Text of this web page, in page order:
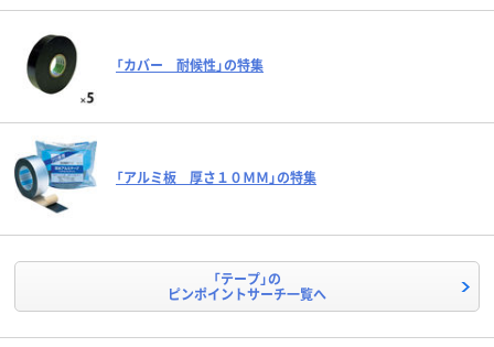
「カバー 耐候性」の特集
「アルミ板 厚さ１０ＭＭ」の特集
「テープ」の
ピンポイントサーチ一覧へ